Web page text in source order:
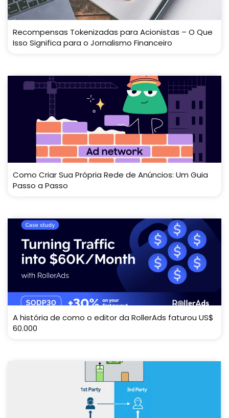
Recompensas Tokenizadas para Acionistas – O Que
Isso Significa para o Jornalismo Financeiro
Como Criar Sua Própria Rede de Anúncios: Um Guia
Passo a Passo
A história de como o editor da RollerAds faturou US$
60.000